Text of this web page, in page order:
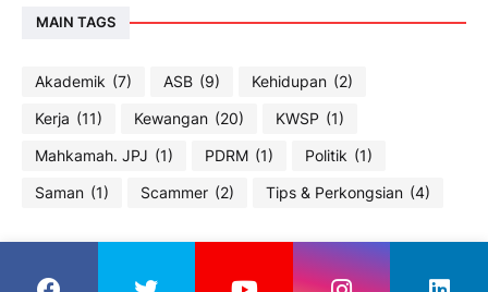
MAIN TAGS
Akademik (7) ASB (9) Kehidupan (2)
Kerja (11) Kewangan (20) KWSP (1)
Mahkamah. JPJ (1) PDRM (1) Politik (1)
Saman (1) Scammer (2) Tips & Perkongsian (4)